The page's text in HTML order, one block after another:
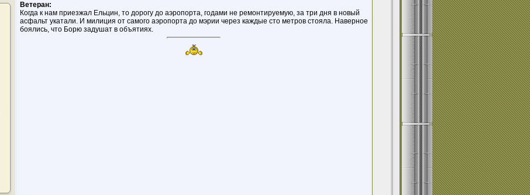
Ветеран:
Когда к нам приезжал Ельцин, то дорогу до аэропорта, годами не ремонтируемую, за три дня в новый
асфальт укатали. И милиция от самого аэропорта до мэрии через каждые сто метров стояла. Наверное
боялись, что Борю задушат в объятиях.